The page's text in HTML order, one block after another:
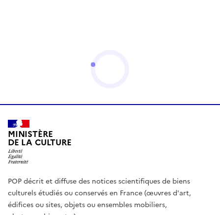
MINISTÈRE
DE LA CULTURE
POP décrit et diffuse des notices scientifiques de biens
culturels étudiés ou conservés en France (œuvres d'art,
édifices ou sites, objets ou ensembles mobiliers,